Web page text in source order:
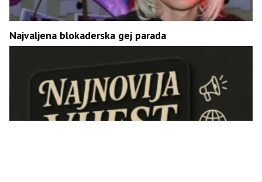
Najvaljena blokaderska gej parada